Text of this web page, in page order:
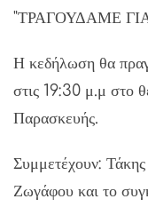
"ΤΡΑΓΟΥΔΑΜΕ
Η κεδήλωση θα
στις 19:30 μ.μ στο
Παρασκευής.
Συμμετέχουν:
Ζωγάφου και το